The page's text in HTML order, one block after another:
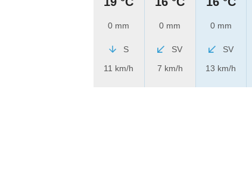
0 mm
S
11 km/h
0 mm
SV
7 km/h
0 mm
SV
13 km/h